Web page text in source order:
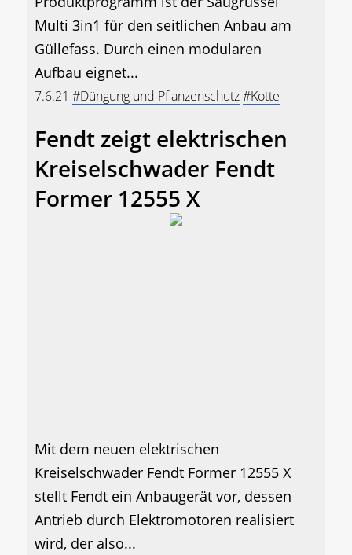
Multi 3in1 für den seitlichen Anbau am
Güllefass. Durch einen modularen
Aufbau eignet...
7.6.21 #Düngung und Pflanzenschutz#Kotte
Fendt zeigt elektrischen
Kreiselschwader Fendt
Former 12555 X
Mit dem neuen elektrischen
Kreiselschwader Fendt Former 12555 X
stellt Fendt ein Anbaugerät vor, dessen
Antrieb durch Elektromotoren realisiert
wird, der also...